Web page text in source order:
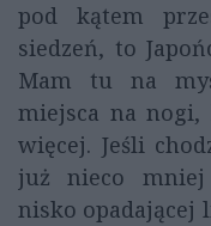
pod kątem
siedzeń, to
Mam tu na
miejsca na nogi,
więcej. Jeśli
już nieco mniej
nisko opadającej